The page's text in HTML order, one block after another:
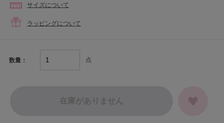
サイズについて
ラッピングについて
数量： 点
在庫がありません